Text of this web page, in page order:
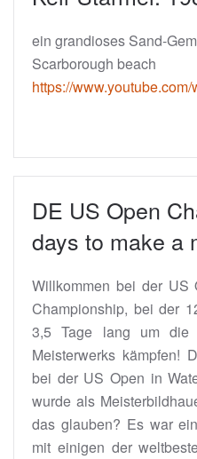
ein grandioses Sand-
Scarborough beach
https://
DE US Open
days to make a
Willkommen bei der US
Championship, bei der
3,5 Tage lang um die
Meisterwerks kämpfen!
bei der US Open in
wurde als
das glauben? Es war
mit einigen der